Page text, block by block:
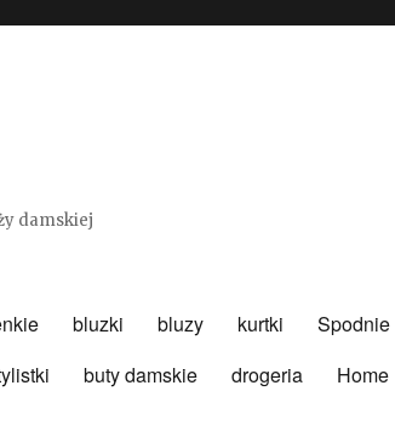
damskiej
bluzki bluzy kurtki Spodnie
buty damskie drogeria Home